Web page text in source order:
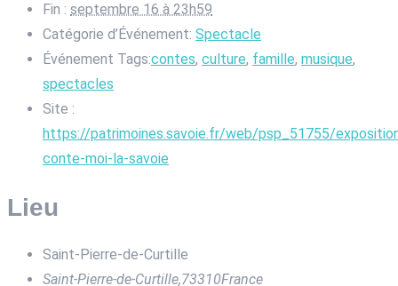
Fin : septembre 16 à 23h59
Catégorie d’Événement: Spectacle
Événement Tags:contes, culture, famille, musique,
spectacles
Site :
https://patrimoines.savoie.fr/web/psp_51755/
conte-moi-la-savoie
Lieu
Saint-Pierre-de-Curtille
Saint-Pierre-de-Curtille,73310France